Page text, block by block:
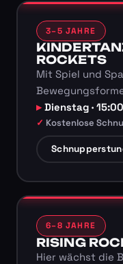
3–5 JAHRE
ROCKETS
Mit Spiel und
Dienstag ·
Kostenlose
6–8 JAHRE
RISING
Hier wächst die